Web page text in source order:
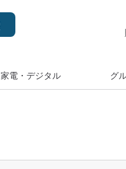
家電・デジタル グ